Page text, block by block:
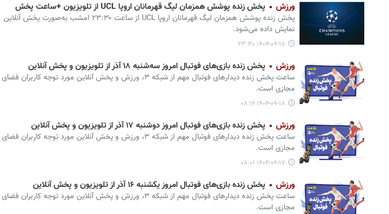
ورزش پخش زنده پوشش همزمان لیگ قهرمانان اروپا UCL‌ از تلویزیون +ساعت پخش
پخش زنده پوشش همزمان لیگ قهرمانان اروپا UCL از ساعت ۲۳:۳۰ امشب به‌صورت پخش آنلاین
نمایش داده می‌شود.‌
۱۴۰۴-۰۹-۱۸ ۲۳:۳۰
ورزش پخش زنده بازی‌های فوتبال امروز سه‌شنبه ۱۸ آذر از تلویزیون و پخش آنلاین
ساعت پخش زنده دیدارهای فوتبال مهم از شبکه ۳، ورزش و پخش آنلاین مورد توجه کاربران فضای
مجازی است.
۱۴۰۴-۰۹-۱۸ ۰۸:۱۶
ورزش پخش زنده بازی‌های فوتبال امروز دوشنبه ۱۷ آذر از تلویزیون و پخش آنلاین
ساعت پخش زنده دیدارهای فوتبال مهم از شبکه ۳، ورزش و پخش آنلاین مورد توجه کاربران فضای
مجازی است.
۱۴۰۴-۰۹-۱۷ ۰۸:۰۱
ورزش پخش زنده بازی‌های فوتبال امروز یکشنبه ۱۶ آذر از تلویزیون و پخش آنلاین
ساعت پخش زنده دیدارهای فوتبال مهم از شبکه ۳، ورزش و پخش آنلاین مورد توجه کاربران فضای
مجازی است.